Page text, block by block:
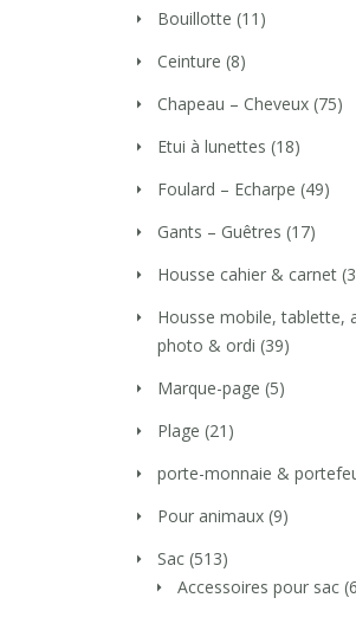
Bouillotte (11)
Ceinture (8)
Chapeau – Cheveux (75)
Etui à lunettes (18)
Foulard – Echarpe (49)
Gants – Guêtres (17)
Housse cahier & carnet
Housse mobile, tablette,
photo & ordi (39)
Marque-page (5)
Plage (21)
porte-monnaie &
Pour animaux (9)
Sac (513)
Accessoires pour sac